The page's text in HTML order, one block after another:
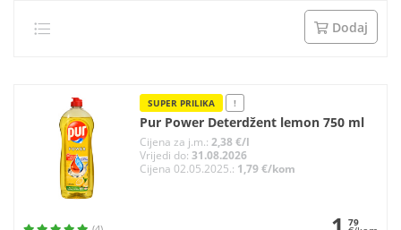
Dodaj
SUPER PRILIKA !
Pur Power Deterdžent lemon 750 ml
Cijena za j.m.: 2,38 €/l
Vrijedi do: 31.08.2026
Cijena 02.05.2025.: 1,79 €/kom
79